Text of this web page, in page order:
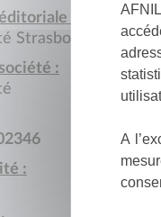
:
Strasbourg I,
:
:
A